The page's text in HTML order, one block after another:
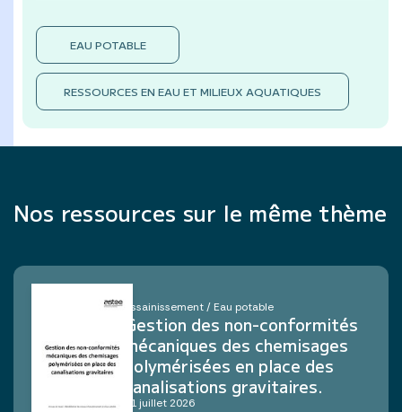
EAU POTABLE
RESSOURCES EN EAU ET MILIEUX AQUATIQUES
Nos ressources sur le même thème
Assainissement / Eau potable
Gestion des non-conformités
mécaniques des chemisages
polymérisées en place des
canalisations gravitaires.
21 juillet 2026